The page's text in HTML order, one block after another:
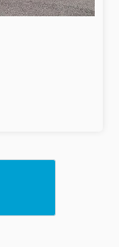
いました。